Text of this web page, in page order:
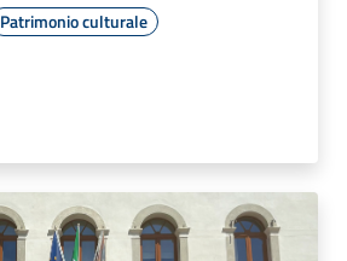
Patrimonio culturale